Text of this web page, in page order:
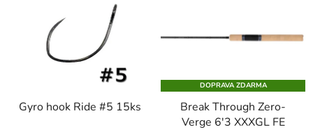
Gyro hook Ride #5 15ks
DOPRAVA ZDARMA
Break Through Zero-
Verge 6'3 XXXGL FE